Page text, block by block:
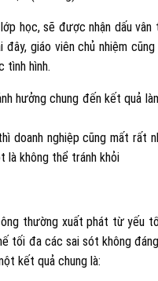
học, sẽ được nhận dấu
giáo viên chủ nhiệm
tình hình.
hưởng chung đến kết quả
doanh nghiệp cũng mất rất
là không thể tránh khỏi
thường xuất phát từ yếu
tối đa các sai sót không
kết quả chung là: